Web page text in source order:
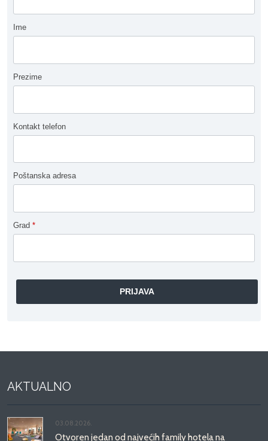
Ime
Prezime
Kontakt telefon
Poštanska adresa
Grad *
AKTUALNO
03.08.2026.
Otvoren jedan od najvećih family hotela na